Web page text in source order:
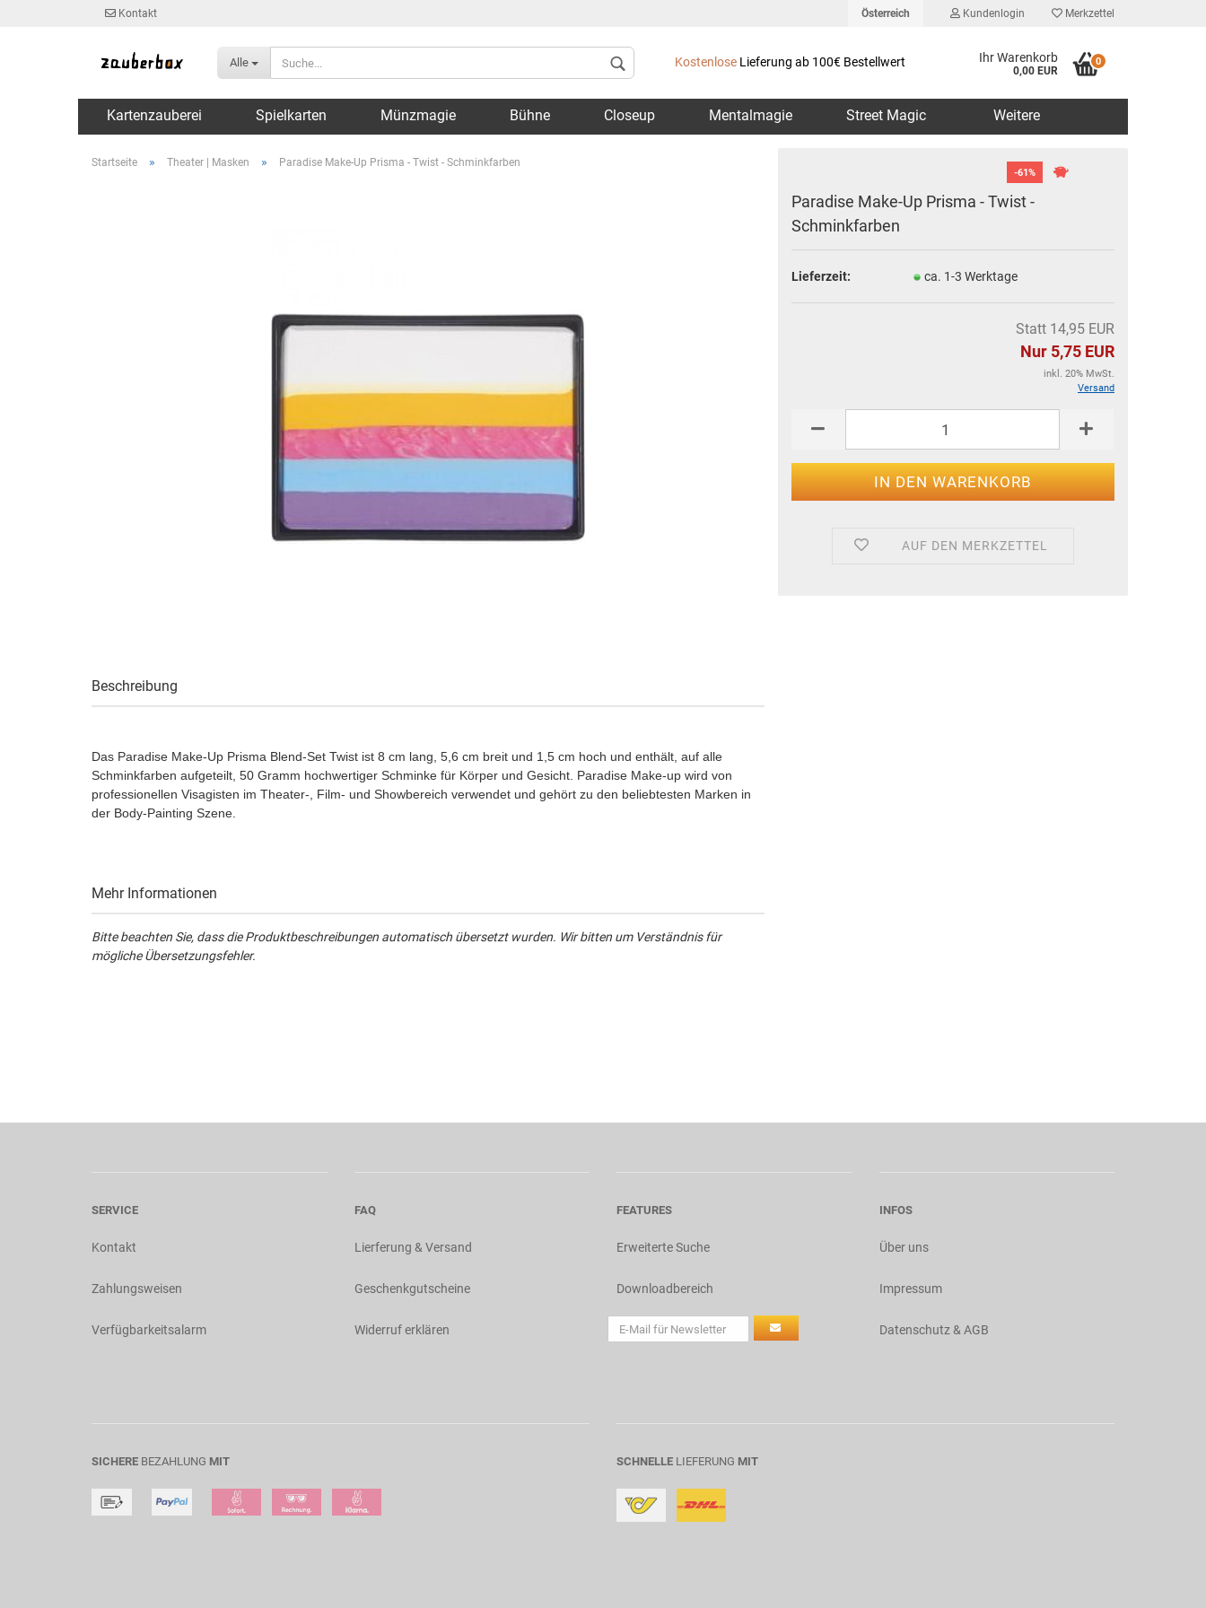
Kontakt Österreich
Lieferland
Kundenlogin Merkzettel
Alle Kostenlose Lieferung ab 100€ Bestellwert Ihr Warenkorb
0,00 EUR
0
Kartenzauberei Spielkarten Münzmagie Bühne Closeup Mentalmagie Street Magic Weitere
Startseite » Theater | Masken » Paradise Make-Up Prisma - Twist - Schminkfarben
-61%
Paradise Make-Up Prisma - Twist -
Schminkfarben
Lieferzeit: ca. 1-3 Werktage
Statt 14,95 EUR
Nur 5,75 EUR
inkl. 20% MwSt.
Versand
AUF DEN MERKZETTEL
Beschreibung
Das Paradise Make-Up Prisma Blend-Set Twist ist 8 cm lang, 5,6 cm breit und 1,5 cm hoch und enthält, auf alle
Schminkfarben aufgeteilt, 50 Gramm hochwertiger Schminke für Körper und Gesicht. Paradise Make-up wird von
professionellen Visagisten im Theater-, Film- und Showbereich verwendet und gehört zu den beliebtesten Marken in
der Body-Painting Szene.
Mehr Informationen
Bitte beachten Sie, dass die Produktbeschreibungen automatisch übersetzt wurden. Wir bitten um Verständnis für
mögliche Übersetzungsfehler.
SERVICE
Kontakt
Zahlungsweisen
Verfügbarkeitsalarm
FAQ
Lierferung & Versand
Geschenkgutscheine
Widerruf erklären
FEATURES
Erweiterte Suche
Downloadbereich
INFOS
Über uns
Impressum
Datenschutz & AGB
SICHERE BEZAHLUNG MIT SCHNELLE LIEFERUNG MIT